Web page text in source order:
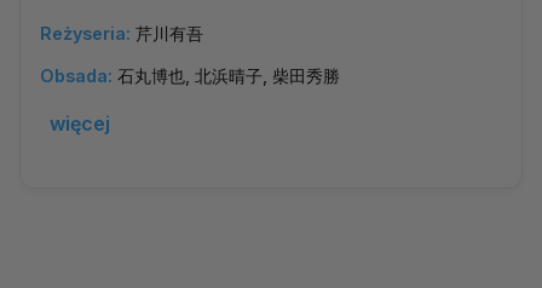
Reżyseria: 芹川有吾
Obsada: 石丸博也, 北浜晴子, 柴田秀勝
więcej